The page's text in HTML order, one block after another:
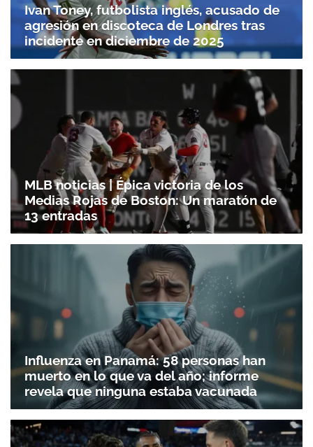
Ivan Toney, futbolista inglés, acusado de
agresión en discoteca de Londres tras
incidente en diciembre de 2025
MLB noticias | Épica victoria de los
Medias Rojas de Boston: Un maratón de
13 entradas
Influenza en Panamá: 58 personas han
muerto en lo que va del año; informe
revela que ninguna estaba vacunada